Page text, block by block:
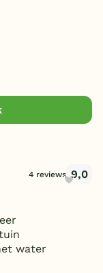
4 reviews 9,0
water